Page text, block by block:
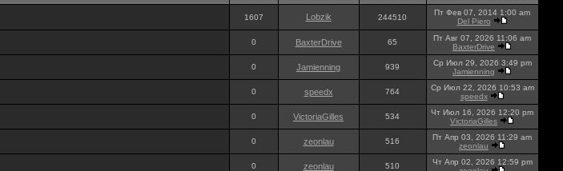
1607 Lobzik 244510
Пт Фев 07, 2014 1:00 am
Del Piero
0 BaxterDrive 65
Пт Авг 07, 2026 11:06 am
BaxterDrive
0 Jamienning 939
Ср Июл 29, 2026 3:49 pm
Jamienning
0 speedx 764
Ср Июл 22, 2026 10:53 am
speedx
0 VictoriaGilles 534
Чт Июл 16, 2026 12:20 pm
VictoriaGilles
0 zeonlau 516
Пт Апр 03, 2026 11:29 am
zeonlau
0 zeonlau 510
Чт Апр 02, 2026 12:59 pm